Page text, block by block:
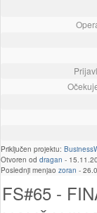
Priključen projektu:
Otvoren od dragan -
Poslednji menjao zoran -
FS#65 -